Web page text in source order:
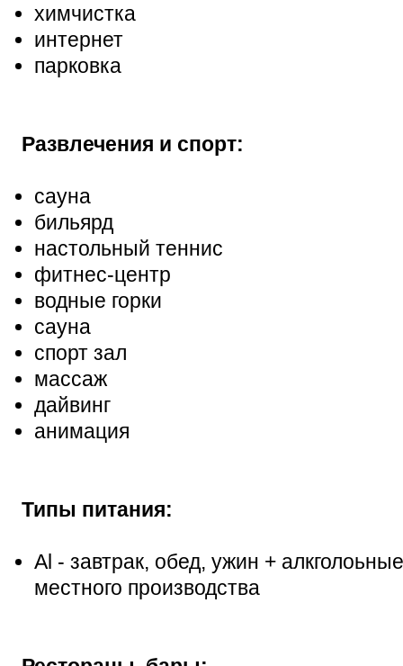
химчистка
интернет
парковка
Развлечения и спорт:
сауна
бильярд
настольный теннис
фитнес-центр
водные горки
сауна
спорт зал
массаж
дайвинг
анимация
Типы питания:
Al - завтрак, обед, ужин +
местного производства